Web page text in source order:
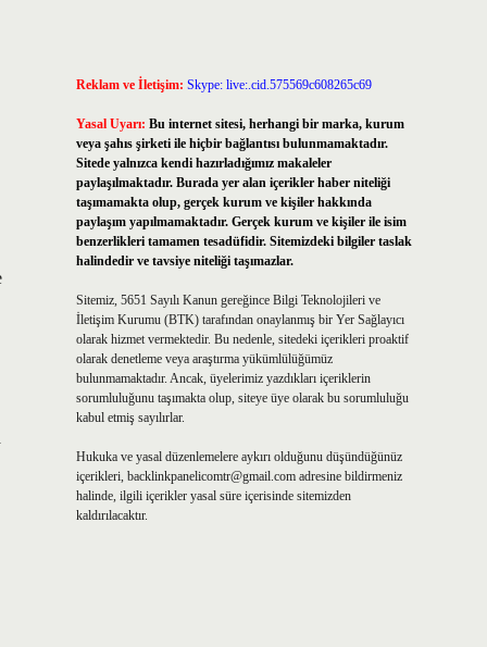
Reklam ve İletişim: Skype: live:.cid.575569c608265c69
Yasal Uyarı: Bu internet sitesi, herhangi bir marka, kurum
veya şahıs şirketi ile hiçbir bağlantısı bulunmamaktadır.
Sitede yalnızca kendi hazırladığımız makaleler
paylaşılmaktadır. Burada yer alan içerikler haber niteliği
taşımamakta olup, gerçek kurum ve kişiler hakkında
paylaşım yapılmamaktadır. Gerçek kurum ve kişiler ile isim
benzerlikleri tamamen tesadüfidir. Sitemizdeki bilgiler taslak
halindedir ve tavsiye niteliği taşımazlar.
Sitemiz, 5651 Sayılı Kanun gereğince Bilgi Teknolojileri ve
İletişim Kurumu (BTK) tarafından onaylanmış bir Yer Sağlayıcı
olarak hizmet vermektedir. Bu nedenle, sitedeki içerikleri proaktif
olarak denetleme veya araştırma yükümlülüğümüz
bulunmamaktadır. Ancak, üyelerimiz yazdıkları içeriklerin
sorumluluğunu taşımakta olup, siteye üye olarak bu sorumluluğu
kabul etmiş sayılırlar.
Hukuka ve yasal düzenlemelere aykırı olduğunu düşündüğünüz
içerikleri, backlinkpanelicomtr@gmail.comadresine bildirmeniz
halinde, ilgili içerikler yasal süre içerisinde sitemizden
kaldırılacaktır.